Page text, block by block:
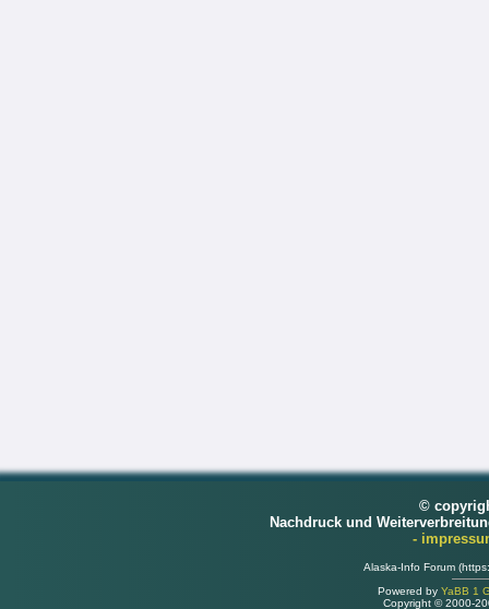
©
Nachdruck und
-
Alaska-Info Forum
Powered by YaBB 1
Copyright © 2000-